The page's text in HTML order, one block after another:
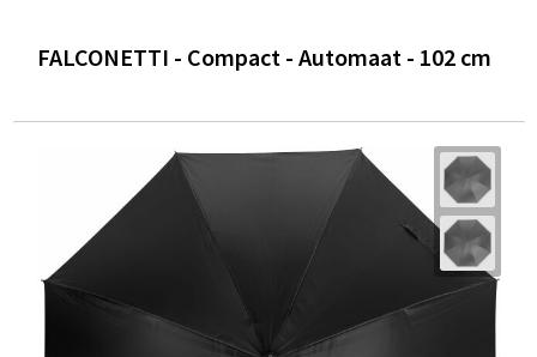
FALCONETTI - Compact - Automaat - 102 cm